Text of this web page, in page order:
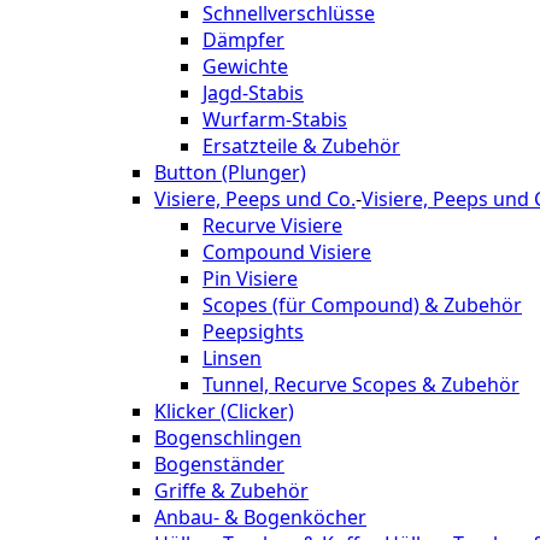
Schnellverschlüsse
Dämpfer
Gewichte
Jagd-Stabis
Wurfarm-Stabis
Ersatzteile & Zubehör
Button (Plunger)
Visiere, Peeps und Co.-Visiere, Peeps und
Recurve Visiere
Compound Visiere
Pin Visiere
Scopes (für Compound) & Zubehör
Peepsights
Linsen
Tunnel, Recurve Scopes & Zubehör
Klicker (Clicker)
Bogenschlingen
Bogenständer
Griffe & Zubehör
Anbau- & Bogenköcher